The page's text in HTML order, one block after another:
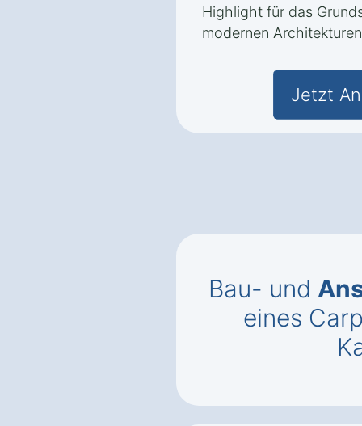
Highlight für das
modernen
Jetzt
Bau- und
eines